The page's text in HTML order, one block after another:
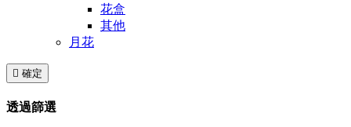
花盒
其他
月花
 確定
透過篩選